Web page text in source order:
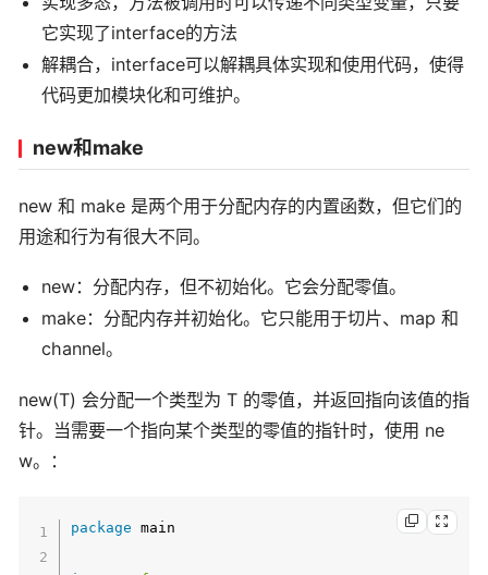
它实现了interface的方法
解耦合，interface可以解耦具体实现和使用代码，使得
代码更加模块化和可维护。
new和make
new 和 make 是两个用于分配内存的内置函数，但它们的
用途和行为有很大不同。
new：分配内存，但不初始化。它会分配零值。
make：分配内存并初始化。它只能用于切片、map 和
channel。
new(T) 会分配一个类型为 T 的零值，并返回指向该值的指
针。当需要一个指向某个类型的零值的指针时，使用 ne
w。：
package main